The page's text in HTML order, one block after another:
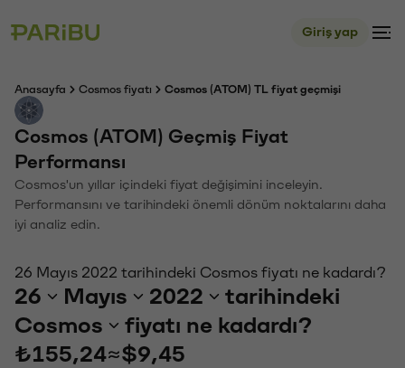
Giriş yap
Anasayfa Cosmos fiyatı Cosmos (ATOM) TL fiyat geçmişi
Cosmos (ATOM) Geçmiş Fiyat
Performansı
Cosmos'un yıllar içindeki fiyat değişimini inceleyin.
Performansını ve tarihindeki önemli dönüm noktalarını daha
iyi analiz edin.
26 Mayıs 2022 tarihindeki Cosmos fiyatı ne kadardı?
26 Mayıs 2022
tarihindeki
Cosmos
fiyatı ne kadardı?
₺155,24≈$9,45